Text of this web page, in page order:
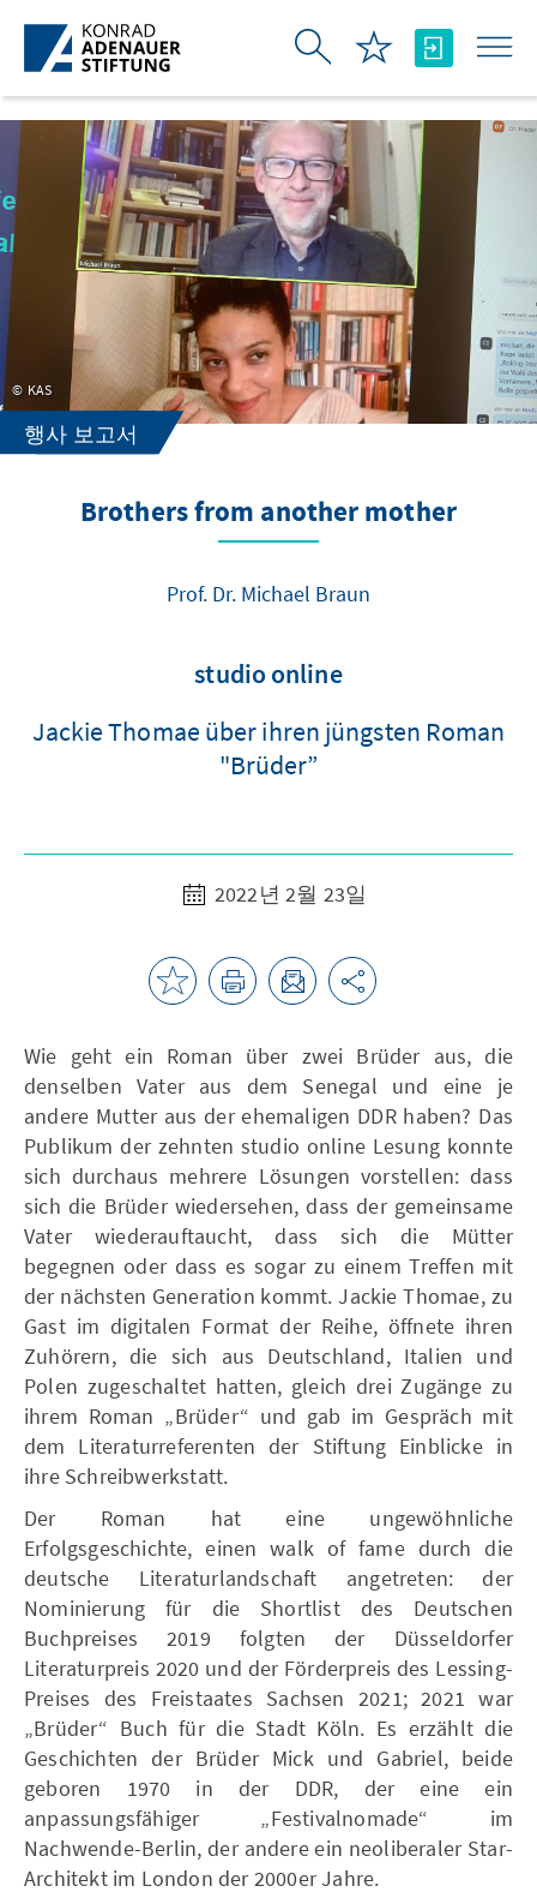
Skip to Main Content
KAS
행사 보고서
Brothers from another mother
Prof. Dr. Michael Braun
studio online
Jackie Thomae über ihren jüngsten Roman
"Brüder”
2022년 2월 23일
Wie geht ein Roman über zwei Brüder aus, die
denselben Vater aus dem Senegal und eine je
andere Mutter aus der ehemaligen DDR haben? Das
Publikum der zehnten studio online Lesung konnte
sich durchaus mehrere Lösungen vorstellen: dass
sich die Brüder wiedersehen, dass der gemeinsame
Vater wiederauftaucht, dass sich die Mütter
begegnen oder dass es sogar zu einem Treffen mit
der nächsten Generation kommt. Jackie Thomae, zu
Gast im digitalen Format der Reihe, öffnete ihren
Zuhörern, die sich aus Deutschland, Italien und
Polen zugeschaltet hatten, gleich drei Zugänge zu
ihrem Roman „Brüder“ und gab im Gespräch mit
dem Literaturreferenten der Stiftung Einblicke in
ihre Schreibwerkstatt.
Der Roman hat eine ungewöhnliche
Erfolgsgeschichte, einen walk of fame durch die
deutsche Literaturlandschaft angetreten: der
Nominierung für die Shortlist des Deutschen
Buchpreises 2019 folgten der Düsseldorfer
Literaturpreis 2020 und der Förderpreis des Lessing-
Preises des Freistaates Sachsen 2021; 2021 war
„Brüder“ Buch für die Stadt Köln. Es erzählt die
Geschichten der Brüder Mick und Gabriel, beide
geboren 1970 in der DDR, der eine ein
anpassungsfähiger „Festivalnomade“ im
Nachwende-Berlin, der andere ein neoliberaler Star-
Architekt im London der 2000er Jahre.